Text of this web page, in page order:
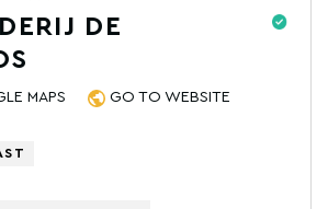
DE
MAPS GO TO WEBSITE